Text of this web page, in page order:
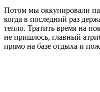
Потом мы оккупировали
когда в последний раз
тепло. Тратить время на
не пришлось, главный
прямо на базе отдыха и